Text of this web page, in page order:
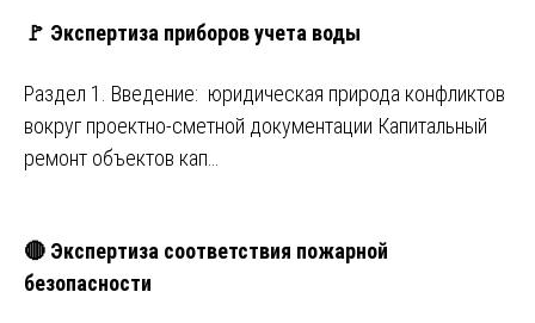
🚩 Экспертиза приборов учета воды
Раздел 1. Введение: юридическая природа конфликтов
вокруг проектно-сметной документации Капитальный
ремонт объектов кап…
🔴 Экспертиза соответствия пожарной
безопасности